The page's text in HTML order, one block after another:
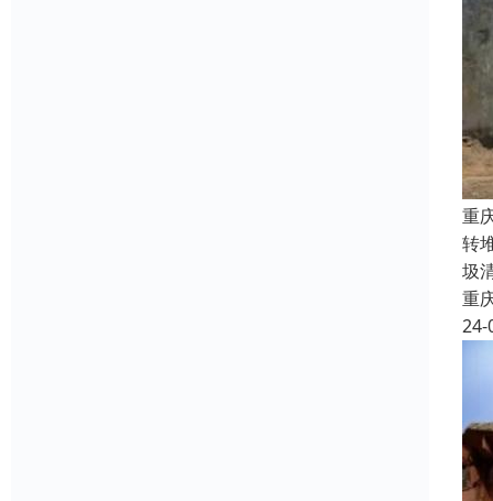
重
转
圾
重
24-